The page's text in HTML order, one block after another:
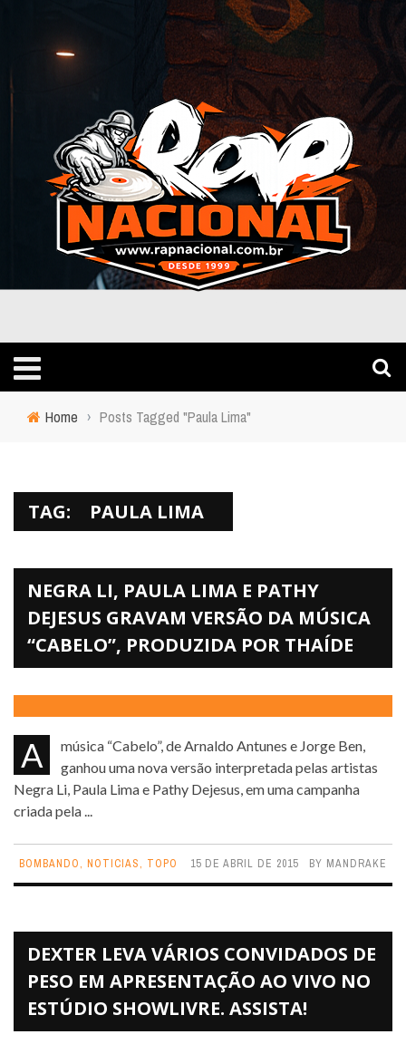
Home › Posts Tagged "Paula Lima"
TAG: PAULA LIMA
NEGRA LI, PAULA LIMA E PATHY
DEJESUS GRAVAM VERSÃO DA MÚSICA
“CABELO”, PRODUZIDA POR THAÍDE
A música “Cabelo”, de Arnaldo Antunes e Jorge Ben,
ganhou uma nova versão interpretada pelas artistas
Negra Li, Paula Lima e Pathy Dejesus, em uma campanha
criada pela ...
BOMBANDO, NOTICIAS, TOPO 15 DE ABRIL DE 2015 BY MANDRAKE
DEXTER LEVA VÁRIOS CONVIDADOS DE
PESO EM APRESENTAÇÃO AO VIVO NO
ESTÚDIO SHOWLIVRE. ASSISTA!